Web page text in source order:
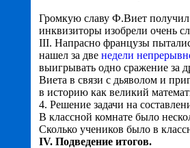
Громкую славу Ф.Виет
инквизиторы изобрели очень
III. Напрасно французы
нашел за две недели
выигрывать одно сражение за
Виета в связи с дьяволом и
в историю как великий
4. Решение задачи на
В классной комнате было
Сколько учеников было в
IV. Подведение итогов.